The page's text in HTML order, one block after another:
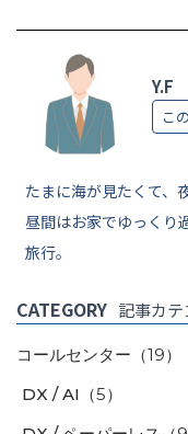
Y.F
こ
たまに海が見たくて、
昼間はお家でゆっくり
旅行。
CATEGORY 記事カテ
コールセンター （19）
DX / AI （5）